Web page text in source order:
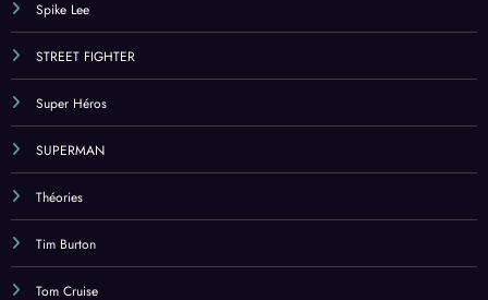
Spike Lee
STREET FIGHTER
Super Héros
SUPERMAN
Théories
Tim Burton
Tom Cruise